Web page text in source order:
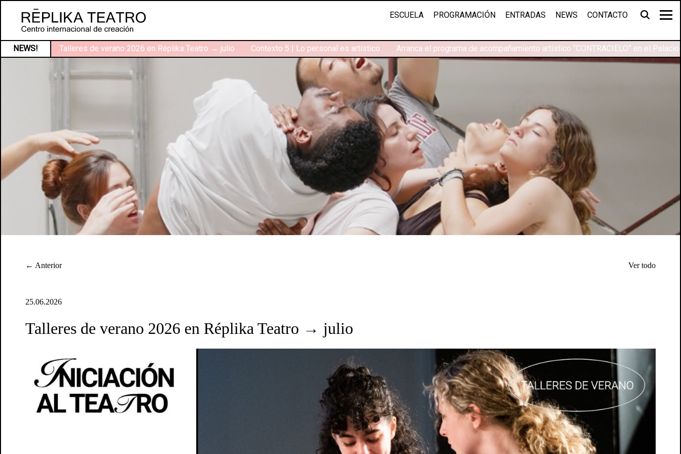
ESCUELA PROGRAMACIÓN ENTRADAS NEWS CONTACTO
NEWS! Talleres de verano 2026 en Réplika Teatro → julio Contexto 5 | Lo personal es artístico Arranca el programa de acompañamiento artístico “CONTRACIELO” en el
← Anterior Ver todo
25.06.2026
Talleres de verano 2026 en Réplika Teatro → julio